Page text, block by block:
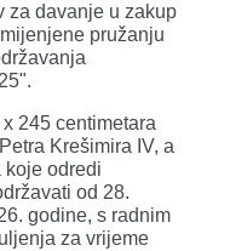
za davanje u zakup
pružanju
245 centimetara
Krešimira IV, a
koje odredi
od 28.
godine, s radnim
za vrijeme